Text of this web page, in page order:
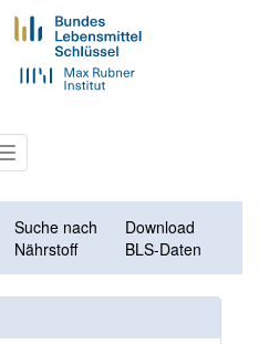
Toggle
navigation
Suche nach
Nährstoff
Download
BLS-Daten